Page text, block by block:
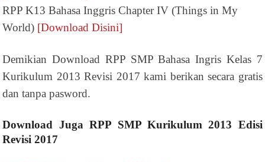
RPP K13 Bahasa Inggris Chapter IV (Things in My
World) [Download Disini]
Demikian Download RPP SMP Bahasa Ingris Kelas 7
Kurikulum 2013 Revisi 2017 kami berikan secara gratis
dan tanpa pasword.
Download Juga RPP SMP Kurikulum 2013 Edisi
Revisi 2017